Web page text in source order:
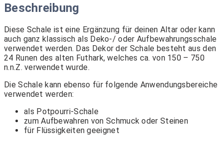
Beschreibung
Diese Schale ist eine Ergänzung für deinen Altar oder kann
auch ganz klassisch als Deko-/ oder Aufbewahrungsschale
verwendet werden. Das Dekor der Schale besteht aus den
24 Runen des alten Futhark, welches ca. von 150 – 750
n.n.Z. verwendet wurde.
Die Schale kann ebenso für folgende Anwendungsbereiche
verwendet werden:
als Potpourri-Schale
zum Aufbewahren von Schmuck oder Steinen
für Flüssigkeiten geeignet